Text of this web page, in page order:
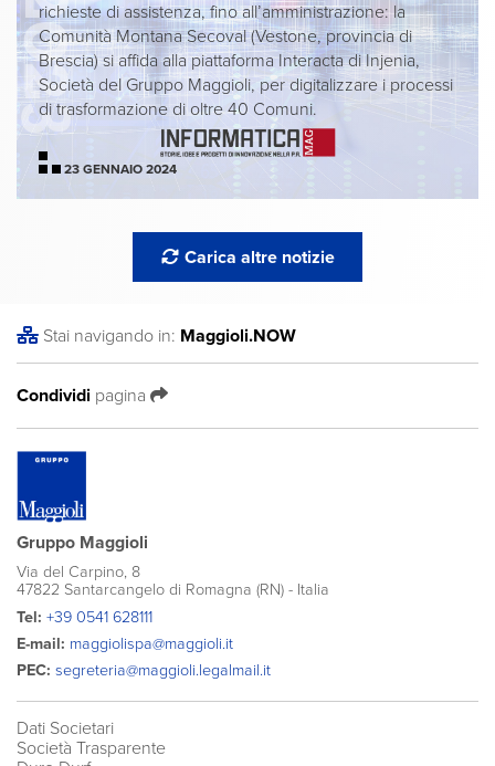
richieste di assistenza, fino all’amministrazione: la
Comunità Montana Secoval (Vestone, provincia di
Brescia) si affida alla piattaforma Interacta di Injenia,
Società del Gruppo Maggioli, per digitalizzare i processi
di trasformazione di oltre 40 Comuni.
23 GENNAIO 2024
Carica altre notizie
Stai navigando in: Maggioli.NOW
Condividi pagina
Gruppo Maggioli
Via del Carpino, 8
47822 Santarcangelo di Romagna (RN) - Italia
Tel: +39 0541 628111
E-mail: maggiolispa@maggioli.it
PEC: segreteria@maggioli.legalmail.it
Dati Societari
Società Trasparente